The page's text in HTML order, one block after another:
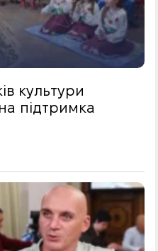
культури
підтримка